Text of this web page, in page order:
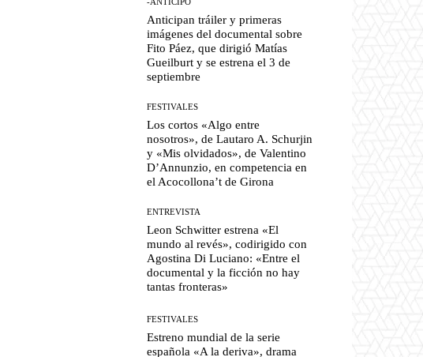
Anticipan tráiler y primeras
imágenes del documental sobre
Fito Páez, que dirigió Matías
Gueilburt y se estrena el 3 de
septiembre
FESTIVALES
Los cortos «Algo entre
nosotros», de Lautaro A. Schurjin
y «Mis olvidados», de Valentino
D’Annunzio, en competencia en
el Acocollona’t de Girona
ENTREVISTA
Leon Schwitter estrena «El
mundo al revés», codirigido con
Agostina Di Luciano: «Entre el
documental y la ficción no hay
tantas fronteras»
FESTIVALES
Estreno mundial de la serie
española «A la deriva», drama